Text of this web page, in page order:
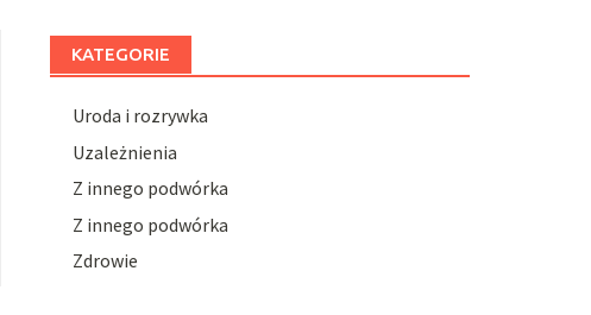
KATEGORIE
Uroda i rozrywka
Uzależnienia
Z innego podwórka
Z innego podwórka
Zdrowie